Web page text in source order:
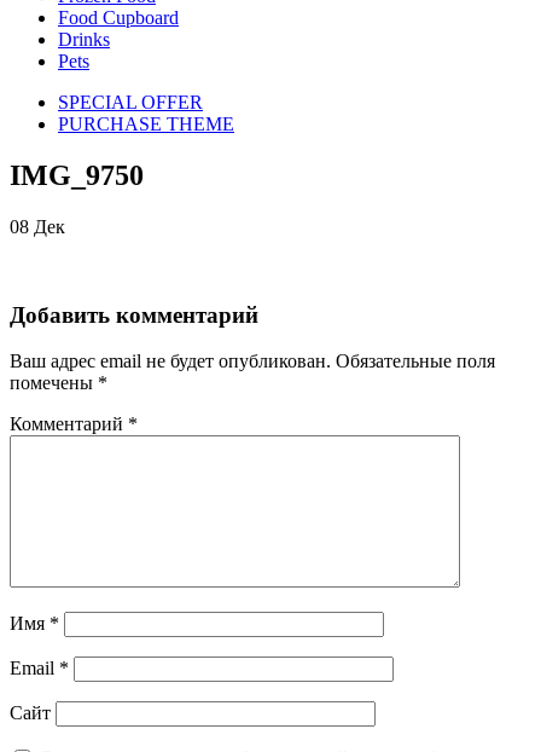
Food Cupboard
Drinks
Pets
SPECIAL OFFER
PURCHASE THEME
IMG_9750
08 Дек
Добавить комментарий
Ваш адрес email не будет опубликован. Обязательные поля
помечены *
Комментарий *
Имя *
Email *
Сайт